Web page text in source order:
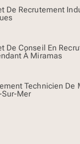
De Recrutement
De Conseil En
À Miramas
Technicien De
Mer